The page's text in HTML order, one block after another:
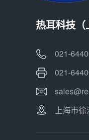
热耳科技
021-
021-
上海市